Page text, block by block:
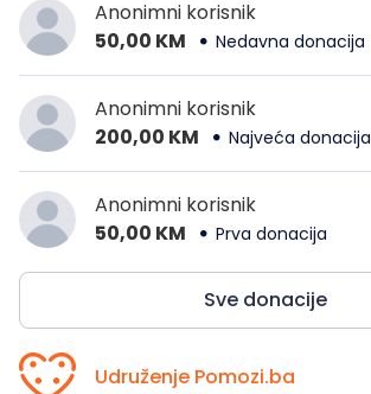
Anonimni korisnik
50,00 KM
Nedavna donacija
Anonimni korisnik
200,00 KM
Najveća donacija
Anonimni korisnik
50,00 KM
Prva donacija
Sve donacije
Udruženje Pomozi.ba